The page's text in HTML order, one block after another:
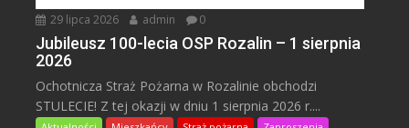
29 lipca 2026 admin 0
Jubileusz 100-lecia OSP Rozalin – 1 sierpnia
2026
Ochotnicza Straż Pożarna w Rozalinie obchodzi
STULECIE! Z tej okazji w dniu 1 sierpnia 2026 r....